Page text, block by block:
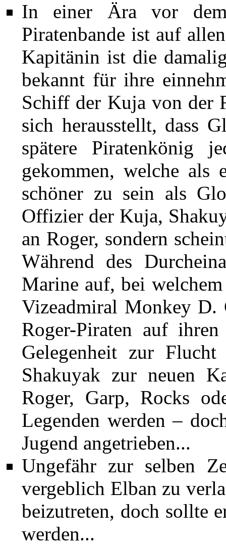
In einer Ära vor
Piratenbande ist auf
Kapitänin ist die
bekannt für ihre
Schiff der Kuja von der
sich herausstellt, dass
spätere Piratenkönig
gekommen, welche
schöner zu sein als
Offizier der Kuja,
an Roger, sondern
Während des
Marine auf, bei
Vizeadmiral Monkey D.
Roger-Piraten auf
Gelegenheit zur
Shakuyak zur neuen
Roger, Garp, Rocks
Legenden werden –
Jugend angetrieben...
Ungefähr zur selben
vergeblich Elban zu
beizutreten, doch sollte
werden...